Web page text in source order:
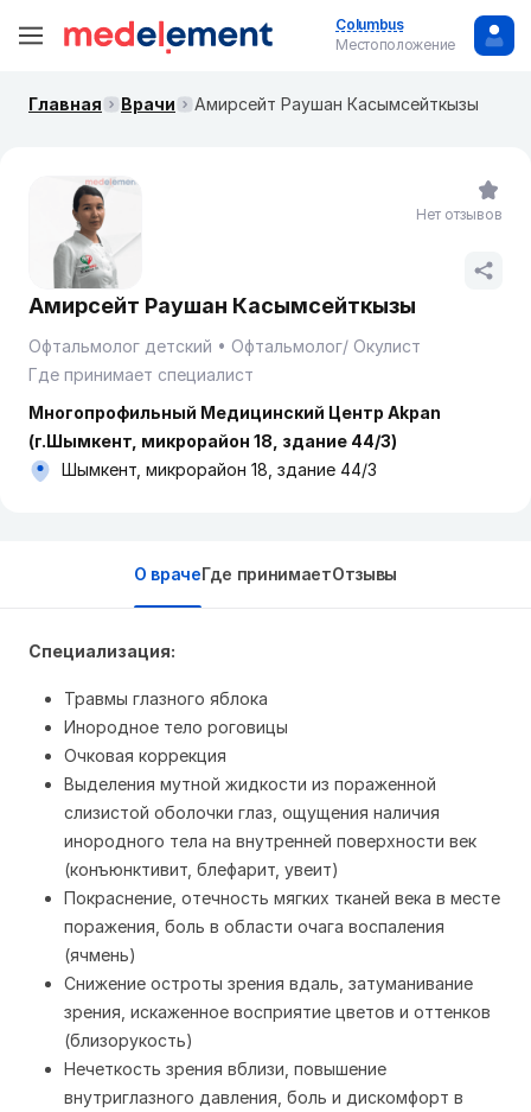
Columbus
Местоположение
Главная Врачи Амирсейт Раушан Касымсейткызы
Амирсейт Раушан Касымсейткызы
Офтальмолог детский
Офтальмолог/ Окулист
Где принимает специалист
Многопрофильный Медицинский Центр Akpan
(г.Шымкент, микрорайон 18, здание 44/3)
Шымкент, микрорайон 18, здание 44/3
Нет отзывов
О врачеГде принимаетОтзывы
Специализация:
Травмы глазного яблока
Инородное тело роговицы
Очковая коррекция
Выделения мутной жидкости из пораженной
слизистой оболочки глаз, ощущения наличия
инородного тела на внутренней поверхности век
(конъюнктивит, блефарит, увеит)
Покраснение, отечность мягких тканей века в месте
поражения, боль в области очага воспаления
(ячмень)
Снижение остроты зрения вдаль, затуманивание
зрения, искаженное восприятие цветов и оттенков
(близорукость)
Нечеткость зрения вблизи, повышение
внутриглазного давления, боль и дискомфорт в